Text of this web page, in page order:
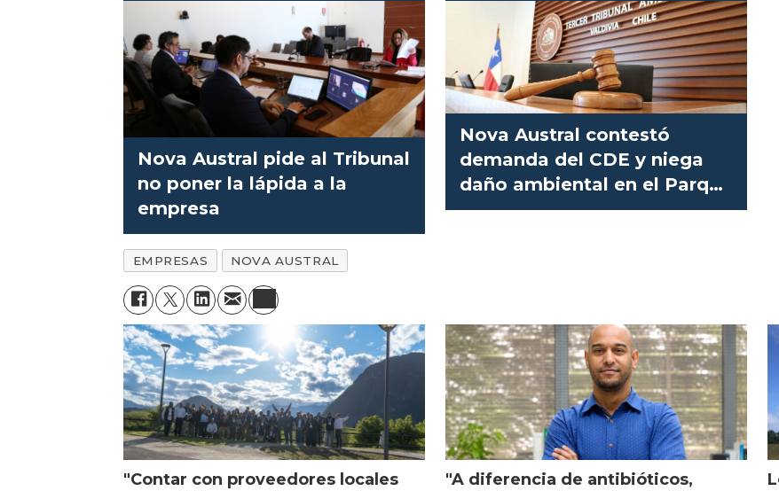
Nova Austral pide al Tribunal
no poner la lápida a la
empresa
Nova Austral contestó
demanda del CDE y niega
daño ambiental en el Parque
de Agostini
EMPRESAS NOVA AUSTRAL
"Contar con proveedores locales
"A diferencia de antibióticos,